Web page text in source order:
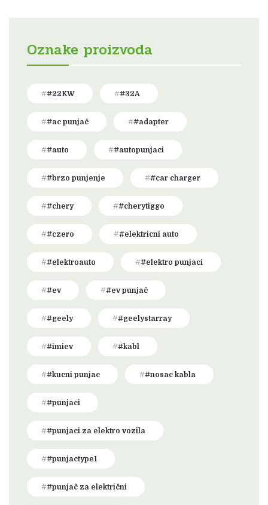
Oznake proizvoda
#22KW #32A
#ac punjač #adapter
#auto #autopunjaci
#brzo punjenje #car charger
#chery #cherytiggo
#czero #elektricni auto
#elektroauto #elektro punjaci
#ev #ev punjač
#geely #geelystarray
#imiev #kabl
#kucni punjac #nosac kabla
#punjaci
#punjaci za elektro vozila
#punjactype1
#punjač za električni